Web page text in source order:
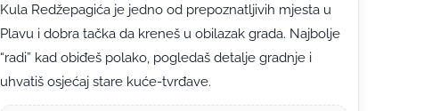
Kula Redžepagića je jedno od prepoznatljivih mjesta u
Plavu i dobra tačka da kreneš u obilazak grada. Najbolje
“radi” kad obiđeš polako, pogledaš detalje gradnje i
uhvatiš osjećaj stare kuće-tvrđave.